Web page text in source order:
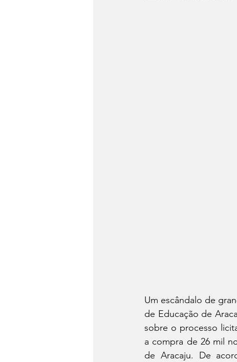
Um escândalo de
de Educação de
sobre o processo
a compra de 26 mil
de Aracaju. De